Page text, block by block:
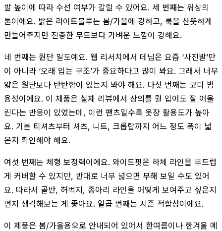
발 높이에 따라 수선 여부가 갈릴 수 있어요. 세 번째는 워싱의
톤이에요. 밝은 라이트블루는 봄/가을에 강하고, 룩을 산뜻하게
만들어주지만 진중한 무드보다 가벼운 느낌이 강해요.
네 번째는 원단 밀도예요. 웹 리서치에서 데님은 요즘 ‘사진발’만
이 아니라 ‘오래 입는 구조’가 중요하다고 많이 봐요. 그래서 너무
얇은 원단보다 탄탄함이 있는지 봐야 해요. 다섯 번째는 코디 범
용성이에요. 이 제품은 실제 리뷰에서 상의를 뭘 입어도 잘 어울
린다는 반응이 있었는데, 이런 팬츠일수록 옷장 활용도가 높아
요. 기본 티셔츠부터 셔츠, 니트, 크롭탑까지 어느 정도 폭이 넓
은지 확인해야 해요.
여섯 번째는 체형 보정력이에요. 와이드핏은 하체 라인을 부드럽
게 커버할 수 있지만, 반대로 너무 넓으면 부해 보일 수도 있어
요. 따라서 골반, 허벅지, 종아리 라인을 어떻게 보여주고 싶은지
먼저 생각해보는 게 좋아요. 일곱 번째는 시즌 적합성이에요.
이 제품은 봄/가을용으로 안내되어 있어서 한여름이나 한겨울 메